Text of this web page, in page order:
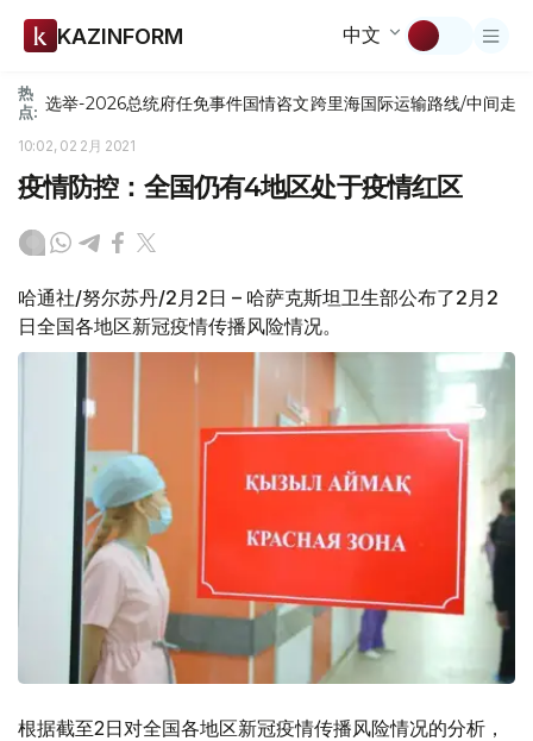
KAZINFORM 中文
热
点: 选举-2026总统府任免事件国情咨文跨里海国际运输路线/中间走廊
10:02, 02 2月 2021
疫情防控：全国仍有4地区处于疫情红区
哈通社/努尔苏丹/2月2日 – 哈萨克斯坦卫生部公布了2月2
日全国各地区新冠疫情传播风险情况。
根据截至2日对全国各地区新冠疫情传播风险情况的分析，